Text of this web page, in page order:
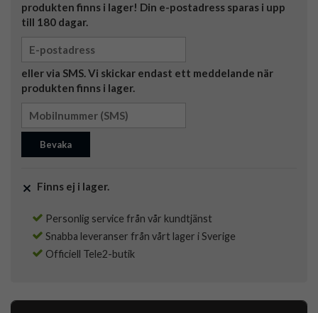
produkten finns i lager! Din e-postadress sparas i upp
till 180 dagar.
eller via SMS. Vi skickar endast ett meddelande när
produkten finns i lager.
Bevaka
Finns ej i lager.
Personlig service från vår kundtjänst
Snabba leveranser från vårt lager i Sverige
Officiell Tele2-butik